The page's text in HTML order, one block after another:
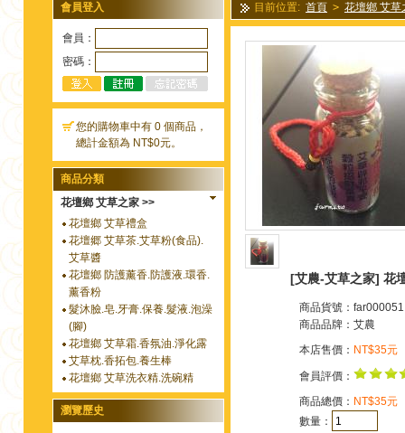
會員登入
會員：
密碼：
您的購物車中有 0 個商品，
總計金額為 NT$0元。
商品分類
花壇鄉 艾草之家 >>
花壇鄉 艾草禮盒
花壇郷 艾草茶.艾草粉(食品).
艾草醬
花壇鄉 防護薰香.防護液.環香.
薰香粉
髮沐臉.皂.牙膏.保養.髮液.泡澡
(腳)
花壇鄉 艾草霜.香氛油.淨化露
艾草枕.香拓包.養生棒
花壇鄉 艾草洗衣精.洗碗精
瀏覽歷史
目前位置: 首頁 > 花壇鄉 艾草
指考必備)
[艾農-艾草之家] 花
商品貨號：far000051
商品品牌： 艾農
本店售價： NT$35元
會員評價：
商品總價： NT$35元
數量：